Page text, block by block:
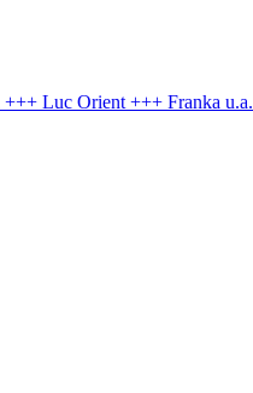
Luc Orient +++ Franka u.a.